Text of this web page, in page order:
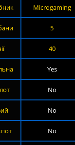
Microgaming
5
40
Yes
No
No
No